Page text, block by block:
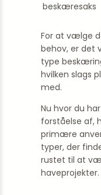
beskæresaks
For at vælge
behov, er det
type
hvilken slags
med.
Nu hvor du
forståelse af,
primære
typer, der
rustet til at
haveprojekter.